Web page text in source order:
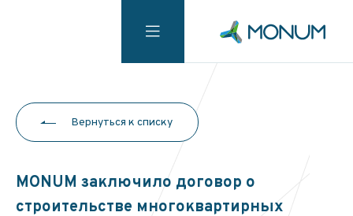
Вернуться к списку
MONUM заключило договор о
строительстве многоквартирных